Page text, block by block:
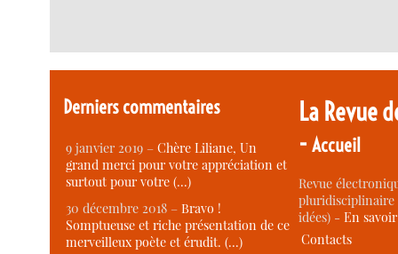
Derniers commentaires
9 janvier 2019 –Chère Liliane, Un
grand merci pour votre appréciation et
surtout pour votre (…)
30 décembre 2018 –Bravo !
Somptueuse et riche présentation de ce
merveilleux poète et érudit. (…)
La Revue
-Accueil
Revue
idées) -En
Contacts